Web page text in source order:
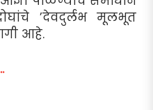
’देवदुर्लभ मूलभूत
आहे.